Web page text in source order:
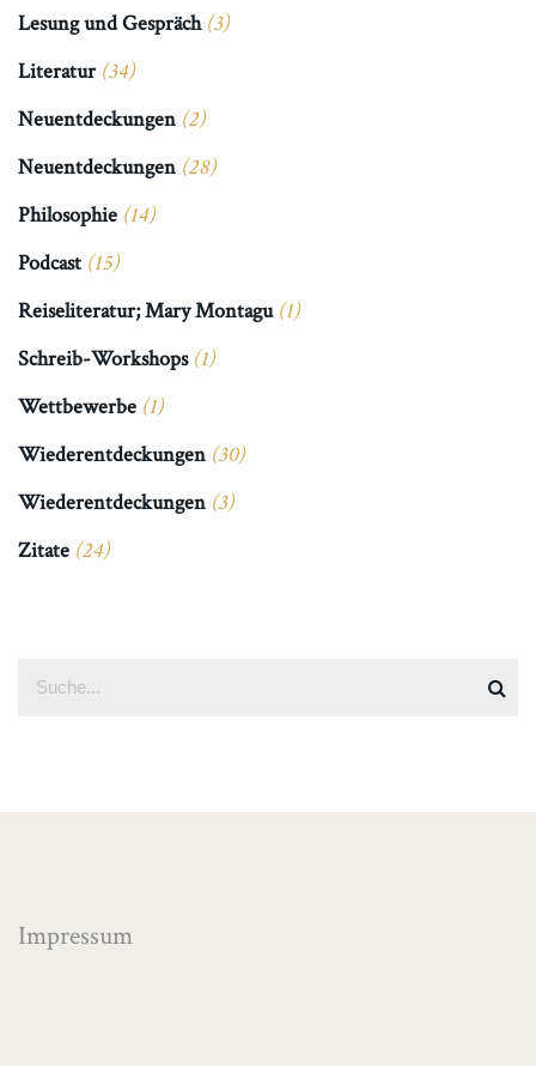
Lesung und Gespräch(3)
Literatur(34)
Neuentdeckungen (2)
Neuentdeckungen (28)
Philosophie (14)
Podcast (15)
Reiseliteratur; Mary Montagu(1)
Schreib-Workshops(1)
Wettbewerbe (1)
Wiederentdeckungen (30)
Wiederentdeckungen (3)
Zitate (24)
Impressum